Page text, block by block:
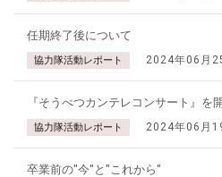
任期終了後について
協力隊活動レポート 2024年06月
『そうべつカンテレコンサート』を
協力隊活動レポート 2024年06月
卒業前の"今"と"これから"